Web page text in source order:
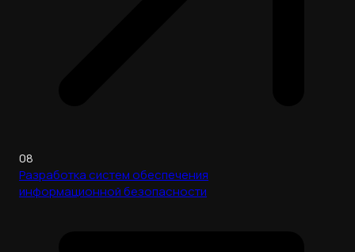
08
Разработка систем обеспечения
информационной безопасности